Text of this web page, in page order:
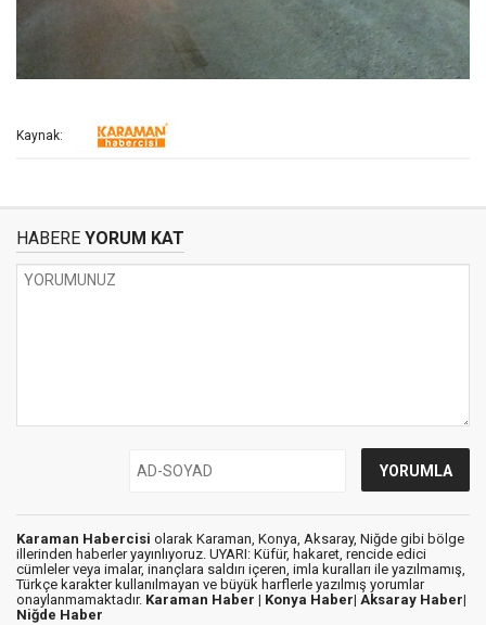
Kaynak:
HABERE YORUM KAT
Karaman Habercisi olarak Karaman, Konya, Aksaray, Niğde gibi bölge
illerinden haberler yayınlıyoruz. UYARI: Küfür, hakaret, rencide edici
cümleler veya imalar, inançlara saldırı içeren, imla kuralları ile yazılmamış,
Türkçe karakter kullanılmayan ve büyük harflerle yazılmış yorumlar
onaylanmamaktadır. Karaman Haber | Konya Haber| Aksaray Haber|
Niğde Haber